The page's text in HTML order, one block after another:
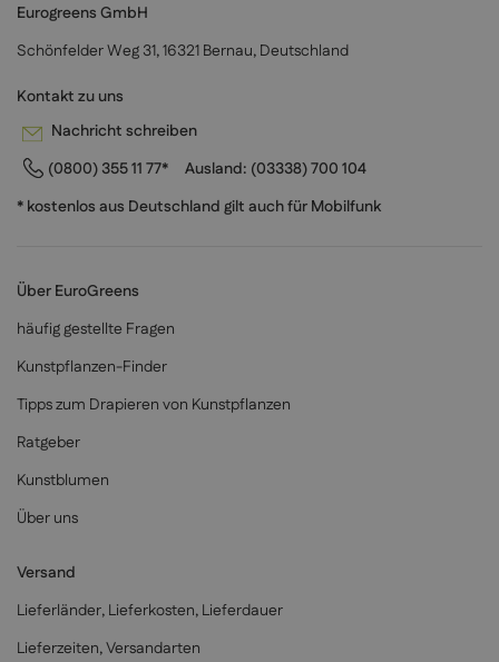
Eurogreens GmbH
Schönfelder Weg 31, 16321 Bernau, Deutschland
Kontakt zu uns
Nachricht schreiben
(0800) 355 11 77*
Ausland: (03338) 700 104
* kostenlos aus Deutschland gilt auch für Mobilfunk
Über EuroGreens
häufig gestellte Fragen
Kunstpflanzen-Finder
Tipps zum Drapieren von Kunstpflanzen
Ratgeber
Kunstblumen
Über uns
Versand
Lieferländer, Lieferkosten, Lieferdauer
Lieferzeiten, Versandarten